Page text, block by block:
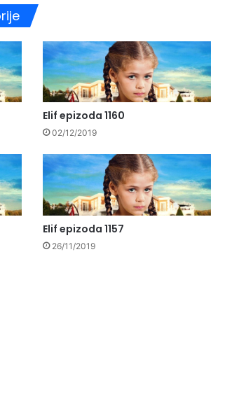
Elif epizoda 1160
02/12/2019
Elif epizoda 1157
26/11/2019